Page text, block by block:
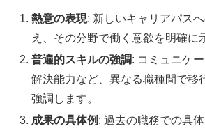
熱意の表現: 新しいキャリアパス
え、その分野で働く意欲を明確に
普遍的スキルの強調: コミュニケ
解決能力など、異なる職種間で移
強調します。
成果の具体例 : 過去の職務での具